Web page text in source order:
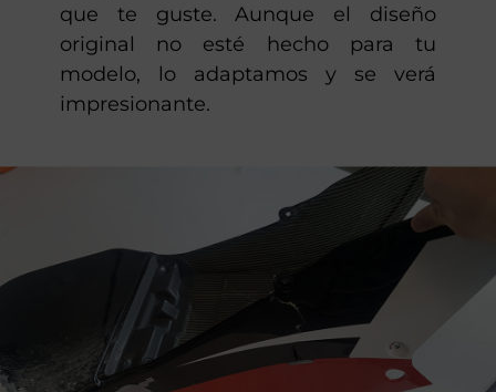
que te guste. Aunque el diseño
original no esté hecho para tu
modelo, lo adaptamos y se verá
impresionante.